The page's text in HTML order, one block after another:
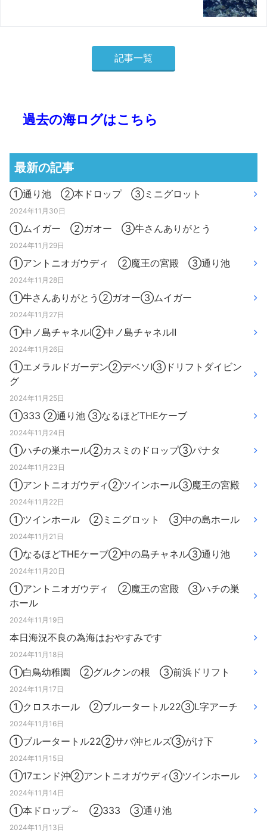
記事一覧
過去の海ログはこちら
最新の記事
①通り池 ②本ドロップ ③ミニグロット
2024年11月30日
①ムイガー ②ガオー ③牛さんありがとう
2024年11月29日
①アントニオガウディ ②魔王の宮殿 ③通り池
2024年11月28日
①牛さんありがとう②ガオー③ムイガー
2024年11月27日
①中ノ島チャネルⅠ②中ノ島チャネルⅡ
2024年11月26日
①エメラルドガーデン②デベソⅠ③ドリフトダイビン
グ
2024年11月25日
①333 ②通り池 ③なるほどTHEケーブ
2024年11月24日
①ハチの巣ホール②カスミのドロップ③パナタ
2024年11月23日
①アントニオガウディ②ツインホール③魔王の宮殿
2024年11月22日
①ツインホール ②ミニグロット ③中の島ホール
2024年11月21日
①なるほどTHEケーブ②中の島チャネル③通り池
2024年11月20日
①アントニオガウディ ②魔王の宮殿 ③ハチの巣
ホール
2024年11月19日
本日海況不良の為海はおやすみです
2024年11月18日
①白鳥幼稚園 ②グルクンの根 ③前浜ドリフト
2024年11月17日
①クロスホール ②ブルータートル22③L字アーチ
2024年11月16日
①ブルータートル22②サバ沖ヒルズ③がけ下
2024年11月15日
①17エンド沖②アントニオガウディ③ツインホール
2024年11月14日
①本ドロップ～ ②333 ③通り池
2024年11月13日